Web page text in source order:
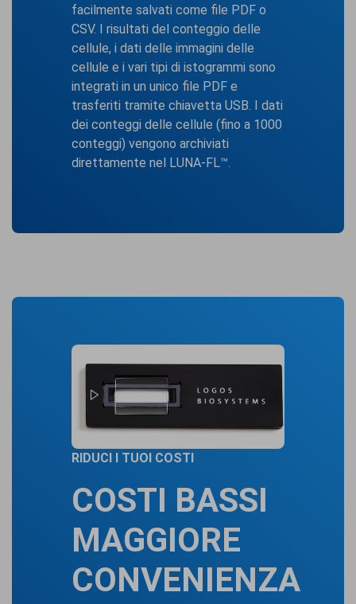
facilmente salvati come file PDF o
CSV. I risultati del conteggio delle
cellule, i dati delle immagini delle
cellule e i vari tipi di istogrammi sono
integrati in un unico file PDF e
trasferiti tramite chiavetta USB. I dati
dei conteggi delle cellule (fino a 1000
conteggi) vengono archiviati
direttamente nel LUNA-FL™.
RIDUCI I TUOI COSTI
COSTI BASSI
MAGGIORE
CONVENIENZA